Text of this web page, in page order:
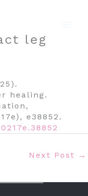
leg
healing.
e38852.
Next Post →